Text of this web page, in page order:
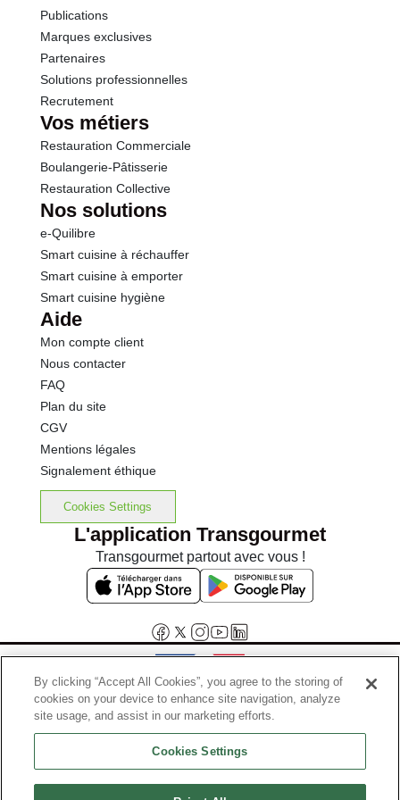
Publications
Marques exclusives
Partenaires
Solutions professionnelles
Recrutement
Vos métiers
Restauration Commerciale
Boulangerie-Pâtisserie
Restauration Collective
Nos solutions
e-Quilibre
Smart cuisine à réchauffer
Smart cuisine à emporter
Smart cuisine hygiène
Aide
Mon compte client
Nous contacter
FAQ
Plan du site
CGV
Mentions légales
Signalement éthique
Cookies Settings
L'application Transgourmet
Transgourmet partout avec vous !
Interdiction de vente de boissons alcooliques aux mineurs de
moins de 18 ans
La preuve de majorité de l'acheteur est exigée au moment de la vente
Code de la santé publique, Aar.l.3342-1 et l.3353-3
By clicking “Accept All Cookies”, you agree to the storing of
cookies on your device to enhance site navigation, analyze
site usage, and assist in our marketing efforts.
Cookies Settings